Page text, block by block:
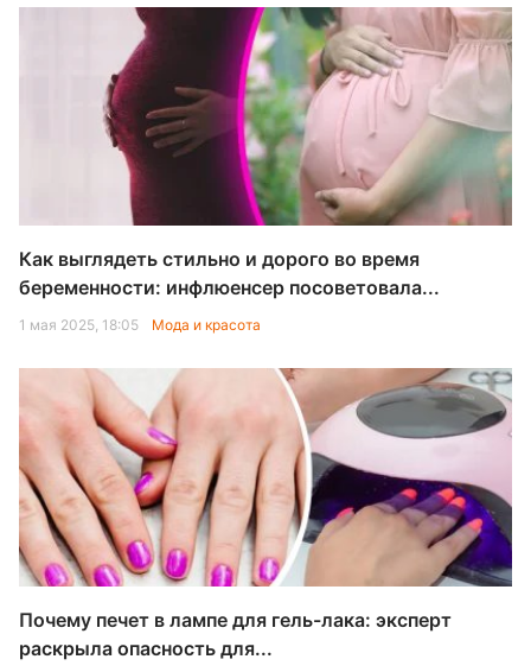
Как выглядеть стильно и дорого во время
беременности: инфлюенсер посоветовала...
1 мая 2025, 18:05 Мода и красота
Почему печет в лампе для гель-лака: эксперт
раскрыла опасность для...